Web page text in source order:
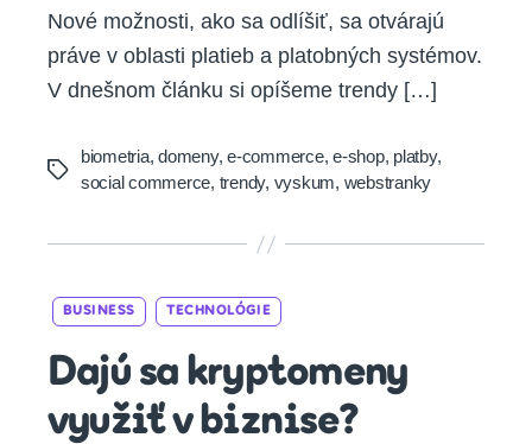
platieb?
Nové možnosti, ako sa odlíšiť, sa otvárajú
práve v oblasti platieb a platobných systémov.
V dnešnom článku si opíšeme trendy […]
Tags
biometria,domeny,e-commerce,e-shop, platby,
social commerce, trendy, vyskum, webstranky
Categories
BUSINESS TECHNOLÓGIE
Dajú sa kryptomeny
využiť v biznise?